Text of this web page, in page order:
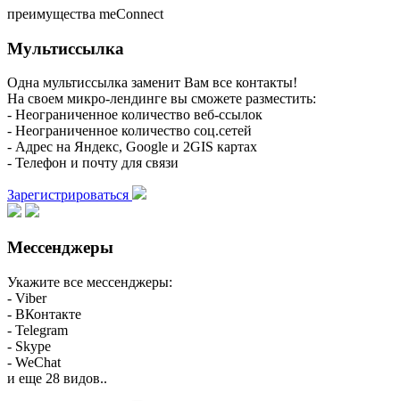
преимущества meConnect
Мультиссылка
Одна мультиссылка заменит Вам все контакты!
На своем микро-лендинге вы сможете разместить:
- Неограниченное количество веб-ссылок
- Неограниченное количество соц.сетей
- Адрес на Яндекс, Google и 2GIS картах
- Телефон и почту для связи
Зарегистрироваться
Мессенджеры
Укажите все мессенджеры:
- Viber
- ВКонтакте
- Telegram
- Skype
- WeChat
и еще 28 видов..